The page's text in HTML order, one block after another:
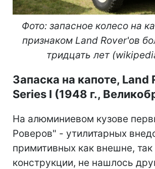
Фото: запасное колесо на
признаком Land Rover'ов
тридцать лет
Запаска на капоте, Land
Series I (1948 г.,
На алюминиевом кузове
Роверов" - утилитарных
примитивных как внешне, так
конструкции, не нашлось